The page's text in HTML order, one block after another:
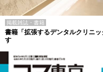
掲載雑誌・書籍
書籍「拡張するデンタルクリニ
す